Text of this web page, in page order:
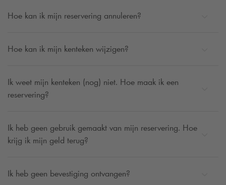
Hoe kan ik mijn reservering annuleren?
Hoe kan ik mijn kenteken wijzigen?
Ik weet mijn kenteken (nog) niet. Hoe maak ik een
reservering?
Ik heb geen gebruik gemaakt van mijn reservering. Hoe
krijg ik mijn geld terug?
Ik heb geen bevestiging ontvangen?